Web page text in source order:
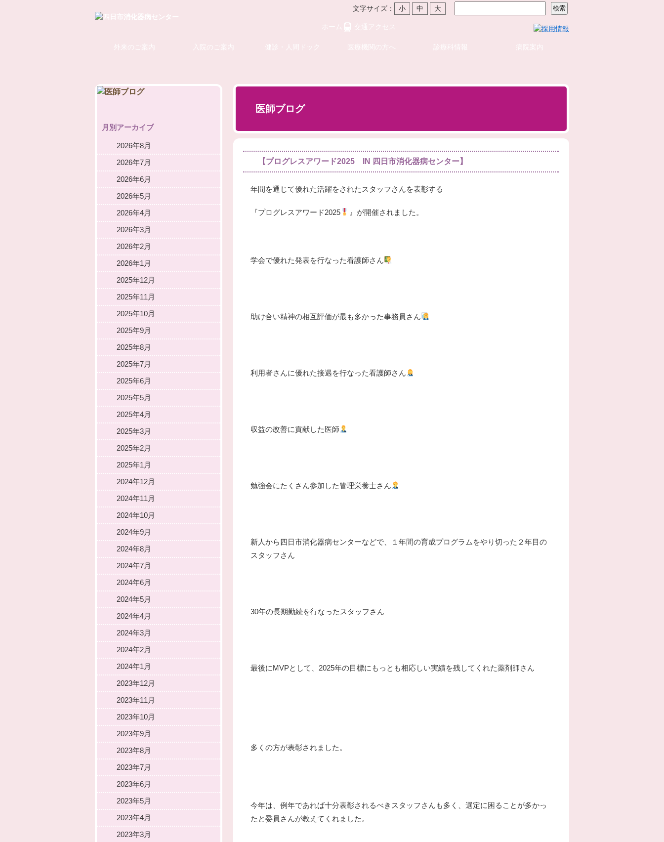
文字サイズ： 小 中 大
ホーム 交通アクセス
外来のご案内 入院のご案内 健診・人間ドック 医療機関の方へ 診療科情報 病院案内
医師ブログ
【プログレスアワード2025 IN 四日市消化器病センター】
年間を通じて優れた活躍をされたスタッフさんを表彰する
『プログレスアワード2025 』が開催されました。
学会で優れた発表を行なった看護師さん
助け合い精神の相互評価が最も多かった事務員さん
利用者さんに優れた接遇を行なった看護師さん
収益の改善に貢献した医師
勉強会にたくさん参加した管理栄養士さん
新人から四日市消化器病センターなどで、１年間の育成プログラムをやり切った２年目の
スタッフさん
30年の長期勤続を行なったスタッフさん
最後にMVPとして、2025年の目標にもっとも相応しい実績を残してくれた薬剤師さん
多くの方が表彰されました。
今年は、例年であれば十分表彰されるべきスタッフさんも多く、選定に困ることが多かっ
たと委員さんが教えてくれました。
月別アーカイブ
2026年8月
2026年7月
2026年6月
2026年5月
2026年4月
2026年3月
2026年2月
2026年1月
2025年12月
2025年11月
2025年10月
2025年9月
2025年8月
2025年7月
2025年6月
2025年5月
2025年4月
2025年3月
2025年2月
2025年1月
2024年12月
2024年11月
2024年10月
2024年9月
2024年8月
2024年7月
2024年6月
2024年5月
2024年4月
2024年3月
2024年2月
2024年1月
2023年12月
2023年11月
2023年10月
2023年9月
2023年8月
2023年7月
2023年6月
2023年5月
2023年4月
2023年3月